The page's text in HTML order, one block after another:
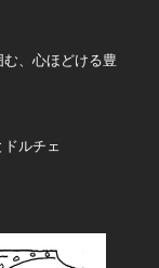
、心ほどける豊
ルチェ